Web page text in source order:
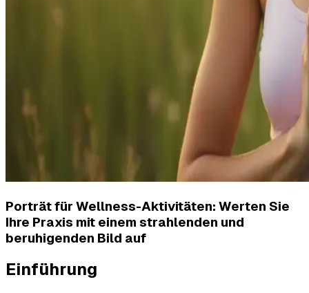
Porträt für Wellness-Aktivitäten: Werten Sie
Ihre Praxis mit einem strahlenden und
beruhigenden Bild auf
Einführung